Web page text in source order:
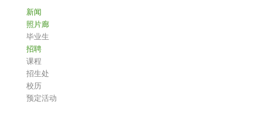
新闻
照片廊
毕业生
招聘
课程
招生处
校历
预定活动